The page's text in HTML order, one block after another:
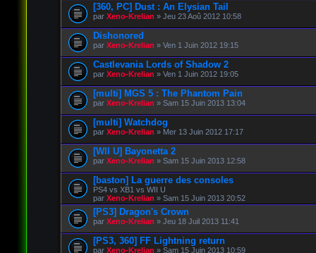
[360, PC] Dust : An Elysian Tail
par Xeno-Krelian » Jeu 23 Aoû 2012 10:58
Dishonored
par Xeno-Krelian » Ven 1 Juin 2012 19:15
Castlevania Lords of Shadow 2
par Xeno-Krelian » Ven 1 Juin 2012 19:05
[multi] MGS 5 : The Phantom Pain
par Xeno-Krelian » Sam 15 Juin 2013 13:04
[multi] Watchdog
par Xeno-Krelian » Mer 13 Juin 2012 17:17
[WII U] Bayonetta 2
par Xeno-Krelian » Sam 15 Juin 2013 12:58
[baston] La guerre des consoles
PS4 vs XB1 vs WII U
par Xeno-Krelian » Sam 15 Juin 2013 20:52
[PS3] Dragon's Crown
par Xeno-Krelian » Jeu 18 Juil 2013 11:41
[PS3, 360] FF Lightning return
par Xeno-Krelian » Sam 15 Juin 2013 10:59